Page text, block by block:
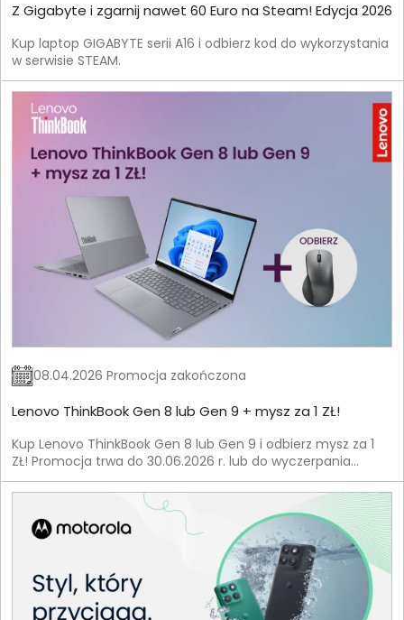
Z Gigabyte i zgarnij nawet 60 Euro na Steam! Edycja 2026
Kup laptop GIGABYTE serii A16 i odbierz kod do wykorzystania
w serwisie STEAM.
08.04.2026 Promocja zakończona
Lenovo ThinkBook Gen 8 lub Gen 9 + mysz za 1 ZŁ!
Kup Lenovo ThinkBook Gen 8 lub Gen 9 i odbierz mysz za 1
ZŁ! Promocja trwa do 30.06.2026 r. lub do wyczerpania
zapasów.